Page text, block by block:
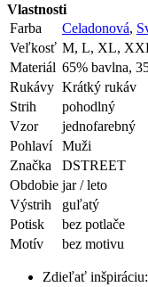
Vlastnosti
Farba
Celadonová,
Veľkosť M, L, XL,
Materiál 65% bavlna,
Rukávy Krátký rukáv
Strih
pohodlný
Vzor
jednofarebný
Pohlaví
Muži
Značka
DSTREET
Obdobie jar / leto
Výstrih
guľatý
Potisk
bez potlače
Motív
bez motivu
Zdieľať inšpiráciu: